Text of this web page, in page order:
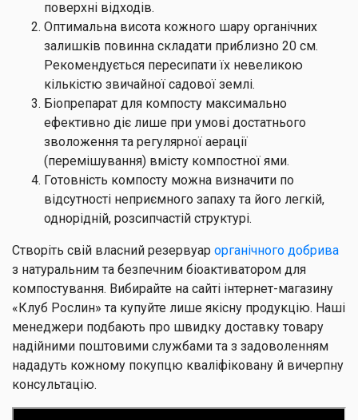
поверхні відходів.
Оптимальна висота кожного шару органічних
залишків повинна складати приблизно 20 см.
Рекомендується пересипати їх невеликою
кількістю звичайної садової землі.
Біопрепарат для компосту максимально
ефективно діє лише при умові достатнього
зволоження та регулярної аерації
(перемішування) вмісту компостної ями.
Готовність компосту можна визначити по
відсутності неприємного запаху та його легкій,
однорідній, розсипчастій структурі.
Створіть свій власний резервуар органічного добрива
з натуральним та безпечним біоактиватором для
компостування. Вибирайте на сайті інтернет-магазину
«Клуб Рослин» та купуйте лише якісну продукцію. Наші
менеджери подбають про швидку доставку товару
надійними поштовими службами та з задоволенням
нададуть кожному покупцю кваліфіковану й вичерпну
консультацію.